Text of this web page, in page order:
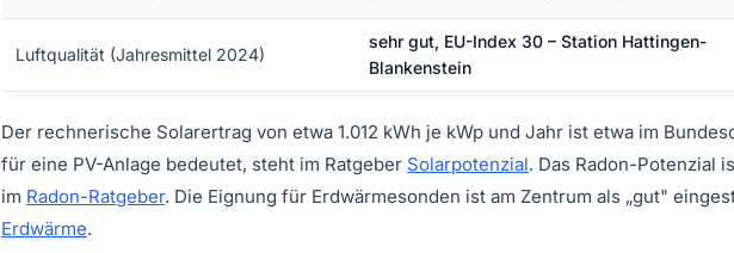
Luftqualität (Jahresmittel 2024)
sehr gut, EU-Index 30 – Station Hattingen-
Blankenstein
Der rechnerische Solarertrag von etwa 1.012 kWh je kWp und Jahr ist etwa im
für eine PV-Anlage bedeutet, steht im Ratgeber Solarpotenzial. Das Radon-Potenzial
im Radon-Ratgeber. Die Eignung für Erdwärmesonden ist am Zentrum als „gut"
Erdwärme.